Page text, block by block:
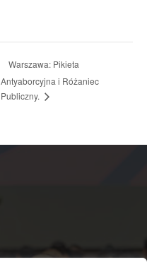
Warszawa: Pikieta
Antyaborcyjna i Różaniec
Publiczny.